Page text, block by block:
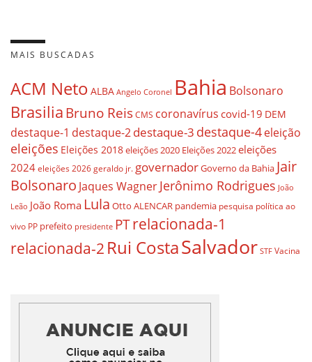
MAIS BUSCADAS
ACM Neto ALBA Angelo Coronel Bahia Bolsonaro
BrasiliaBruno ReisCMS coronavírus covid-19 DEM
destaque-1 destaque-2destaque-3 destaque-4eleição
eleições Eleições 2018eleições 2020 Eleições 2022eleições
2024 eleições 2026 geraldo jr. governadorGoverno da Bahia Jair
Bolsonaro Jaques WagnerJerônimo Rodrigues João
Leão João Roma Lula Otto ALENCAR pandemia pesquisa política ao
vivo PP prefeito presidente PTrelacionada-1
relacionada-2 Rui CostaSalvador STF Vacina